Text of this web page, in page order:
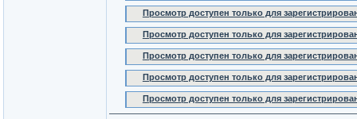
Просмотр доступен только для
Просмотр доступен только для
Просмотр доступен только для
Просмотр доступен только для
Просмотр доступен только для